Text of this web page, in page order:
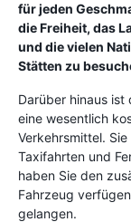
für jeden
die Freiheit, das
und die vielen
Stätten zu
Darüber hinaus ist
eine wesentlich
Verkehrsmittel.
Taxifahrten und
haben Sie den
Fahrzeug
gelangen.